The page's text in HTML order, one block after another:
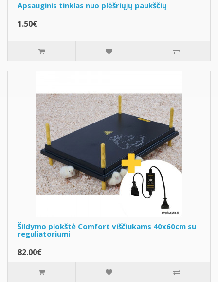
Apsauginis tinklas nuo plėšriųjų paukščių
1.50€
Šildymo plokštė Comfort viščiukams 40x60cm su
reguliatoriumi
82.00€